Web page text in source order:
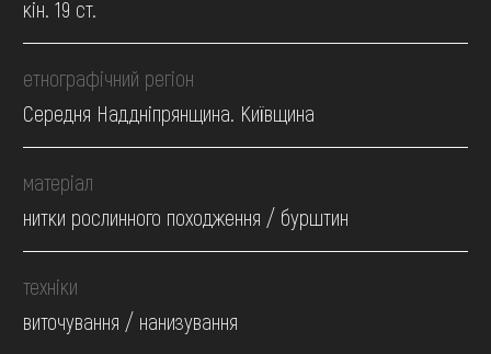
кін. 19 ст.
етнографічний регіон
Середня Наддніпрянщина. Київщина
матеріал
нитки рослинного походження / бурштин
техніки
виточування / нанизування